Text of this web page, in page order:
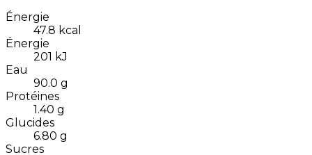
Énergie
47.8 kcal
Énergie
201 kJ
Eau
90.0 g
Protéines
1.40 g
Glucides
6.80 g
Sucres